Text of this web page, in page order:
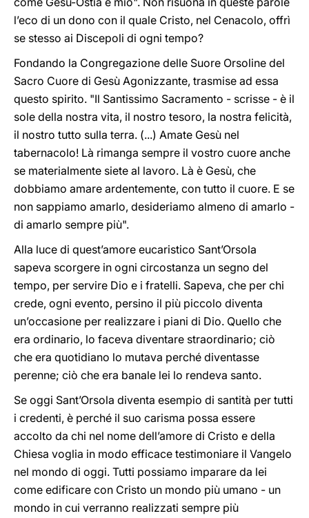
l’eco di un dono con il quale Cristo, nel Cenacolo, offrì
se stesso ai Discepoli di ogni tempo?
Fondando la Congregazione delle Suore Orsoline del
Sacro Cuore di Gesù Agonizzante, trasmise ad essa
questo spirito. "Il Santissimo Sacramento - scrisse - è il
sole della nostra vita, il nostro tesoro, la nostra felicità,
il nostro tutto sulla terra. (...) Amate Gesù nel
tabernacolo! Là rimanga sempre il vostro cuore anche
se materialmente siete al lavoro. Là è Gesù, che
dobbiamo amare ardentemente, con tutto il cuore. E se
non sappiamo amarlo, desideriamo almeno di amarlo -
di amarlo sempre più".
Alla luce di quest’amore eucaristico Sant’Orsola
sapeva scorgere in ogni circostanza un segno del
tempo, per servire Dio e i fratelli. Sapeva, che per chi
crede, ogni evento, persino il più piccolo diventa
un’occasione per realizzare i piani di Dio. Quello che
era ordinario, lo faceva diventare straordinario; ciò
che era quotidiano lo mutava perché diventasse
perenne; ciò che era banale lei lo rendeva santo.
Se oggi Sant’Orsola diventa esempio di santità per tutti
i credenti, è perché il suo carisma possa essere
accolto da chi nel nome dell’amore di Cristo e della
Chiesa voglia in modo efficace testimoniare il Vangelo
nel mondo di oggi. Tutti possiamo imparare da lei
come edificare con Cristo un mondo più umano - un
mondo in cui verranno realizzati sempre più